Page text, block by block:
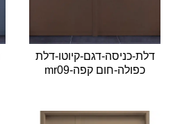
דלת-כניסה-דגם-קיוטו-דלת
כפולה-חום קפה-mr09